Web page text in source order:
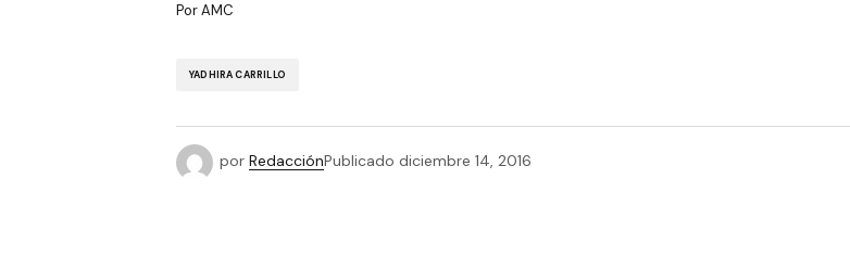
Por AMC
YADHIRA CARRILLO
por RedacciónPublicado diciembre 14, 2016